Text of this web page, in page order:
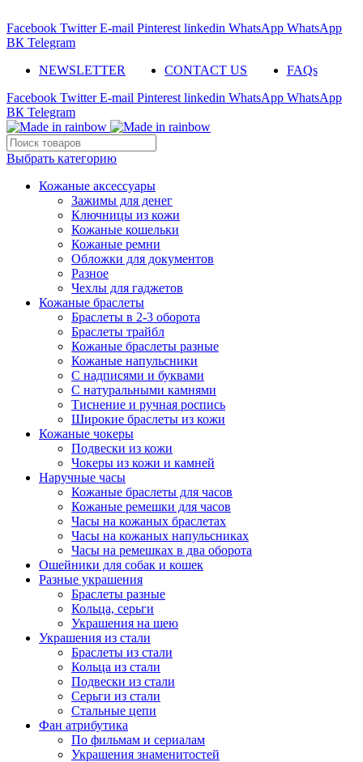
Facebook Twitter E-mail Pinterest linkedin WhatsApp WhatsApp
ВК Telegram
NEWSLETTER
CONTACT US
FAQs
Facebook Twitter E-mail Pinterest linkedin WhatsApp WhatsApp
ВК Telegram
Выбрать категорию
Кожаные аксессуары
Зажимы для денег
Ключницы из кожи
Кожаные кошельки
Кожаные ремни
Обложки для документов
Разное
Чехлы для гаджетов
Кожаные браслеты
Браслеты в 2-3 оборота
Браслеты трайбл
Кожаные браслеты разные
Кожаные напульсники
С надписями и буквами
С натуральными камнями
Тиснение и ручная роспись
Широкие браслеты из кожи
Кожаные чокеры
Подвески из кожи
Чокеры из кожи и камней
Наручные часы
Кожаные браслеты для часов
Кожаные ремешки для часов
Часы на кожаных браслетах
Часы на кожаных напульсниках
Часы на ремешках в два оборота
Ошейники для собак и кошек
Разные украшения
Браслеты разные
Кольца, серьги
Украшения на шею
Украшения из стали
Браслеты из стали
Кольца из стали
Подвески из стали
Серьги из стали
Стальные цепи
Фан атрибутика
По фильмам и сериалам
Украшения знаменитостей